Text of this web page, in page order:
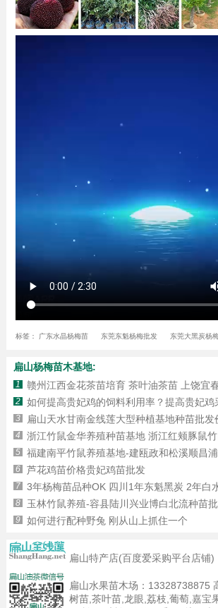
标签： 广东水晶杨梅苗 东莞东魁杨梅批发 东莞大黑炭杨
扁山杨梅苗木基地:
1 赣州江西金花茶苗培育 茶叶油茶苗 上饶宜
2 如何提高贵妃鸡的饲料利用率？提高贵妃鸡
3 扁山天水甘南金线莲大型种植基地种苗批发
4 浙江竹鼠金华养殖种苗基地 浙江红颊豚鼠
5 福建南平竹鼠养殖基地-建瓯政和松溪顺昌
6 芦花鸡苗价格贵妃鸡苗批发
7 3年杨梅苗品种OK 四川1年东魁黑炭 2年白
8 玉林竹鼠养殖-容县陆川兴业博白北流种苗
9 如何进行配种野兔 刚从山上抓住一个
扁山特产店(百度爱采购平台店铺)
扁山水果苗木场： 13328738875
树苗,茶叶苗,龙眼,荔枝,葡萄,嘉宝